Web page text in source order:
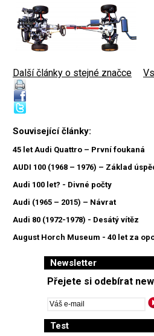
Další články o stejné značce
Související články:
45 let Audi Quattro – První foukaná
AUDI 100 (1968 – 1976) – Základ
Audi 100 let? - Divné počty
Audi (1965 – 2015) – Návrat
Audi 80 (1972-1978) - Desátý vítěz
August Horch Museum - 40 let za
Newsletter
Přejete si odebírat
Test